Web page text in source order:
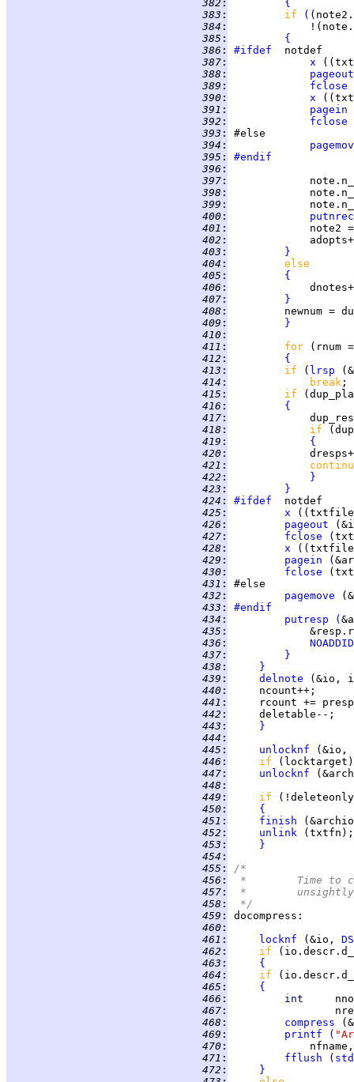
382 :
{
383 : if (
384 :
385 :
{
386 : #ifdef
387 : x
388 :
pageout
389 :
fclose
390 : x
391 :
pagein
392 :
fclose
393 :
394 :
395 :
#endif
396 :
397 :
398 :
399 :
400 :
putnrec
401 :
402 :
403 :
}
404 :
else
405 :
{
406 :
407 :
}
408 :
409 :
}
410 :
411 : for
(rnum
412 :
{
413 : if ( lrsp
414 : break
415 : if
416 :
{
417 :
418 : if
419 :
{
420 :
421 :
422 :
}
423 :
}
424 : #ifdef
425 : x
426 :
pageout
427 :
fclose
428 : x
429 :
pagein
430 :
fclose
431 :
432 : pagemove
433 :
#endif
434 : putresp
(
435 :
436 :
NOADDID
437 :
}
438 :
}
439 : delnote (&io,
440 :
441 :
rcount
442 :
443 :
}
444 :
445 : unlocknf (&io,
446 : if
447 : unlocknf
448 :
449 :
if
450 :
{
451 : finish
452 : unlink
453 :
}
454 :
455 :
/*
456 :
*	Time
457 :
*
458 :
*/
459 : docompress
460 :
461 : locknf (&io,
462 : if
463 :
{
464 : if
465 :
{
466 :
int
467 :
468 : compress
469 : printf (
470 :
471 : fflush (
472 :
}